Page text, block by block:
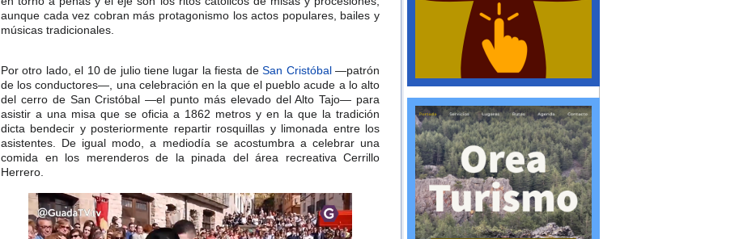
aunque cada vez cobran más protagonismo los actos populares, bailes y
músicas tradicionales.​
Por otro lado, el 10 de julio tiene lugar la fiesta deSan Cristóbal—patrón
de los conductores—, una celebración en la que el pueblo acude a lo alto
del cerro de San Cristóbal —el punto más elevado del Alto Tajo— para
asistir a una misa que se oficia a 1862 metros y en la que la tradición
dicta bendecir y posteriormente repartir rosquillas y limonada entre los
asistentes. De igual modo, a mediodía se acostumbra a celebrar una
comida en los merenderos de la pinada del área recreativa Cerrillo
Herrero.​